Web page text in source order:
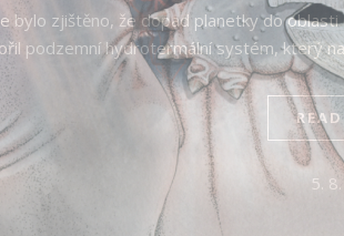
triasu, byl jedním ze slavných
se odehrálo
19.